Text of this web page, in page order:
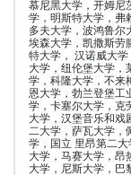
慕尼黑大学，开姆尼
学，明斯特大学，弗
多夫大学，波鸿鲁尔
埃森大学，凯撒斯劳
特大学， 汉诺威大
大学，纽伦堡大学，
学，科隆大学，不来
恩大学，勃兰登堡工
学，卡塞尔大学，克
大学，汉堡音乐和戏
二大学，萨瓦大学，
学，国立 里昂第二
大学，马赛大学，昂
大学，尼斯大学，巴